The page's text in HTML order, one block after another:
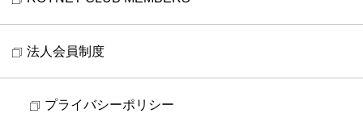
法人会員制度
プライバシーポリシー